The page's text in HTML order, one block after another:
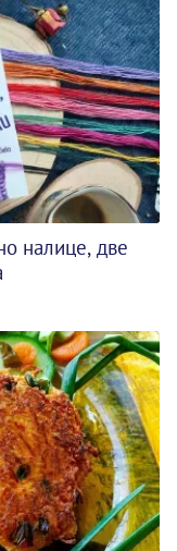
налице, две